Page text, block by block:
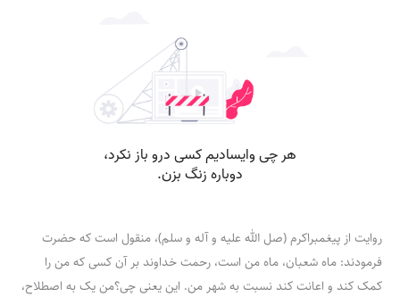
روایت از پیغمبراکرم (صل الله علیه و آله و سلم)، منقول است که حضرت
فرمودند: ماه شعبان، ماه من است، رحمت خداوند بر آن کسی که من را
کمک کند و اعانت کند نسبت به شهر من. این یعنی چی؟من یک به اصطلاح،